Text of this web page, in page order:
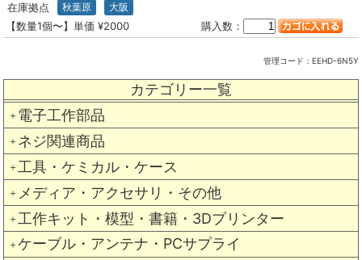
カテゴリー一覧
＋ 電子工作部品
＋ ネジ関連商品
＋ 工具・ケミカル・ケース
＋ メディア・アクセサリ・その他
＋ 工作キット・模型・書籍・3Dプリンター
＋ ケーブル・アンテナ・PCサプライ
在庫拠点 秋葉原 大阪
【数量1個〜】単価 ¥2000 購入数：
管理コード： EEHD-6N5Y